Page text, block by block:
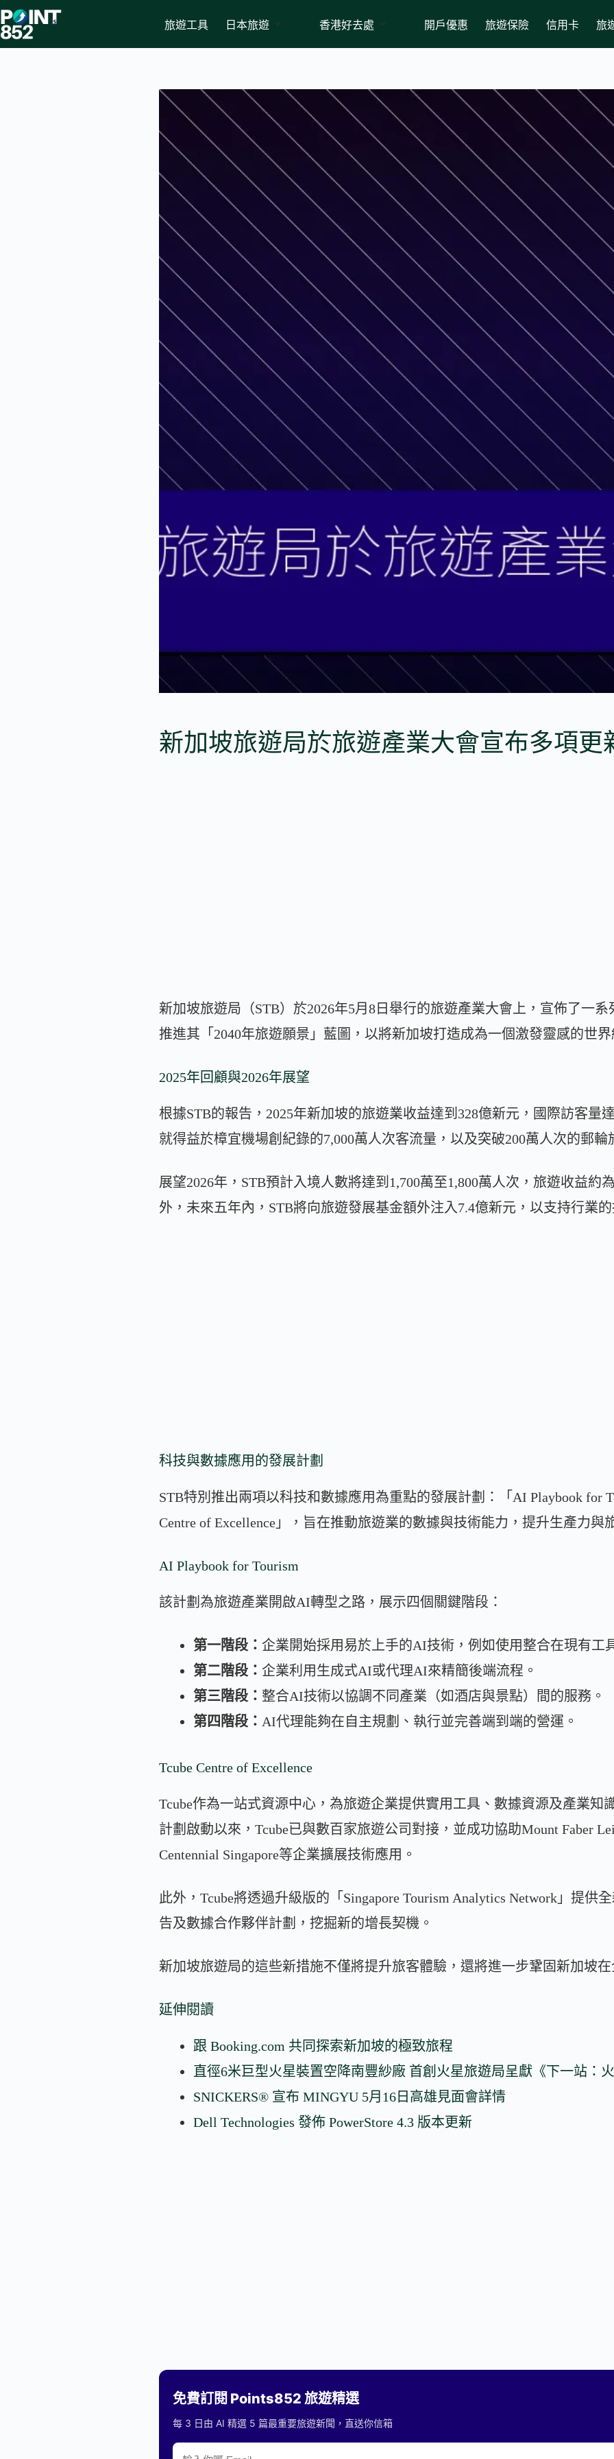
to
content
旅遊工具 日本旅遊 香港好去處 開戶優惠 旅遊保險 信用卡 旅
新加坡旅遊局於旅遊產業大會宣布多項更
新加坡旅遊局（STB）於2026年5月8日舉行的旅遊產業大會上，宣佈了一
推進其「2040年旅遊願景」藍圖，以將新加坡打造成為一個激發靈感的世
2025年回顧與2026年展望
根據STB的報告，2025年新加坡的旅遊業收益達到328億新元，國際訪客量
就得益於樟宜機場創紀錄的7,000萬人次客流量，以及突破200萬人次的郵輪
展望2026年，STB預計入境人數將達到1,700萬至1,800萬人次，旅遊收益約
外，未來五年內，STB將向旅遊發展基金額外注入7.4億新元，以支持行業
科技與數據應用的發展計劃
STB特別推出兩項以科技和數據應用為重點的發展計劃：「AI Playbook for
Centre of Excellence」，旨在推動旅遊業的數據與技術能力，提升生產力與
AI Playbook for Tourism
該計劃為旅遊產業開啟AI轉型之路，展示四個關鍵階段：
第一階段： 企業開始採用易於上手的AI技術，例如使用整合在現有工
第二階段： 企業利用生成式AI或代理AI來精簡後端流程。
第三階段： 整合AI技術以協調不同產業（如酒店與景點）間的服務。
第四階段： AI代理能夠在自主規劃、執行並完善端到端的營運。
Tcube Centre of Excellence
Tcube作為一站式資源中心，為旅遊企業提供實用工具、數據資源及產業知
計劃啟動以來，Tcube已與數百家旅遊公司對接，並成功協助Mount Faber
Centennial Singapore等企業擴展技術應用。
此外，Tcube將透過升級版的「Singapore Tourism Analytics Network」提供
告及數據合作夥伴計劃，挖掘新的增長契機。
新加坡旅遊局的這些新措施不僅將提升旅客體驗，還將進一步鞏固新加坡
延伸閱讀
跟 Booking.com 共同探索新加坡的極致旅程
直徑6米巨型火星裝置空降南豐紗廠 首創火星旅遊局呈獻《下一站：
SNICKERS® 宣布 MINGYU 5月16日高雄見面會詳情
Dell Technologies 發佈 PowerStore 4.3 版本更新
免費訂閱 Points852 旅遊精選
每 3 日由 AI 精選 5 篇最重要旅遊新聞，直送你信箱